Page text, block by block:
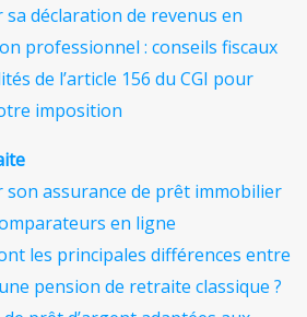
sa déclaration de revenus en
professionnel : conseils fiscaux
de l’article 156 du CGI pour
imposition
son assurance de prêt immobilier
en ligne
les principales différences entre
une pension de retraite classique ?